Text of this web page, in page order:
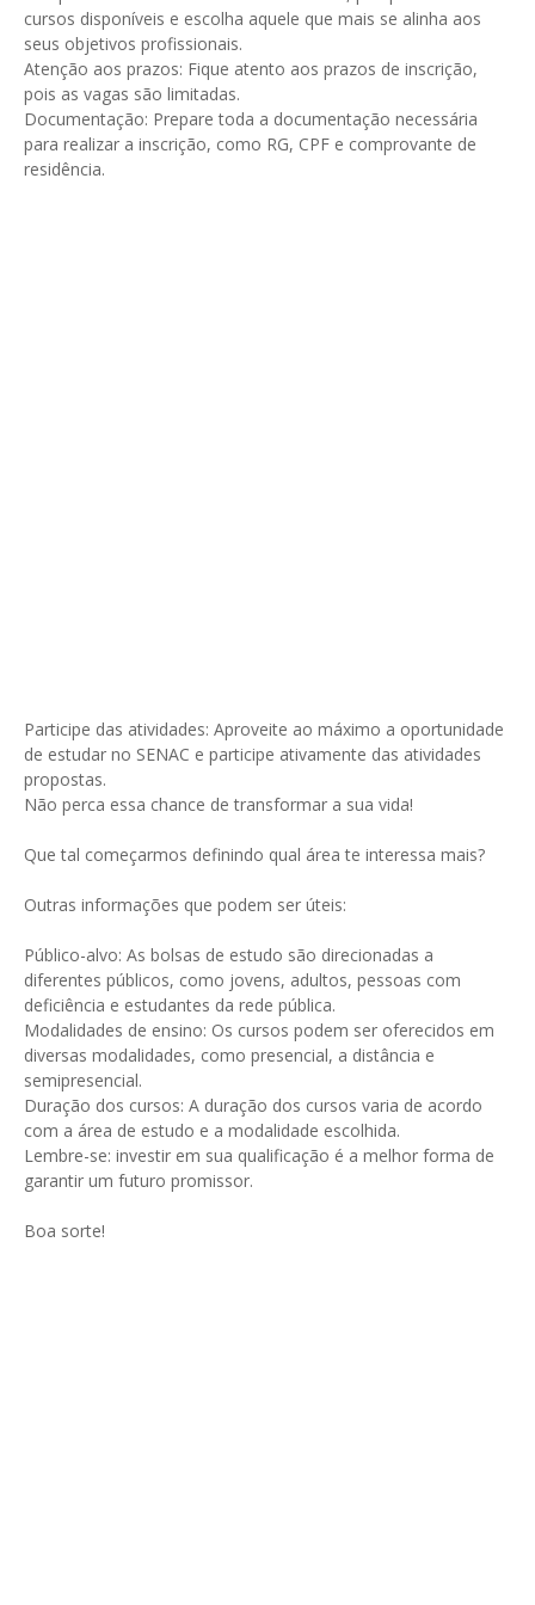
cursos disponíveis e escolha aquele que mais se alinha aos
seus objetivos profissionais.
Atenção aos prazos: Fique atento aos prazos de inscrição,
pois as vagas são limitadas.
Documentação: Prepare toda a documentação necessária
para realizar a inscrição, como RG, CPF e comprovante de
residência.
Participe das atividades: Aproveite ao máximo a oportunidade
de estudar no SENAC e participe ativamente das atividades
propostas.
Não perca essa chance de transformar a sua vida!
Que tal começarmos definindo qual área te interessa mais?
Outras informações que podem ser úteis:
Público-alvo: As bolsas de estudo são direcionadas a
diferentes públicos, como jovens, adultos, pessoas com
deficiência e estudantes da rede pública.
Modalidades de ensino: Os cursos podem ser oferecidos em
diversas modalidades, como presencial, a distância e
semipresencial.
Duração dos cursos: A duração dos cursos varia de acordo
com a área de estudo e a modalidade escolhida.
Lembre-se: investir em sua qualificação é a melhor forma de
garantir um futuro promissor.
Boa sorte!